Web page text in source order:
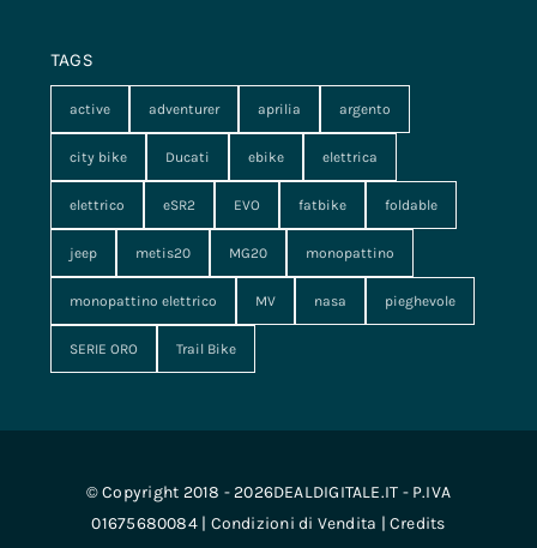
TAGS
active adventurer aprilia argento
city bike Ducati ebike elettrica
elettrico eSR2 EVO fatbike foldable
jeep metis20 MG20 monopattino
monopattino elettrico MV nasa pieghevole
SERIE ORO Trail Bike
© Copyright 2018 - 2026DEALDIGITALE.IT - P.IVA
01675680084 | Condizioni di Vendita | Credits